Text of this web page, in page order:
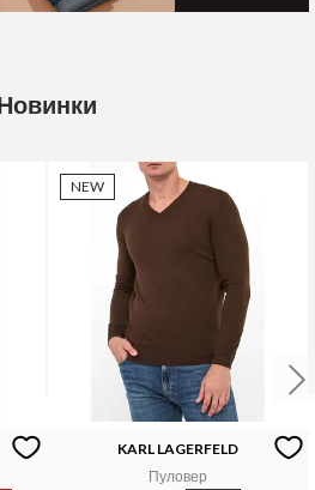
NEW
KARL LAGERFELD
Пуловер